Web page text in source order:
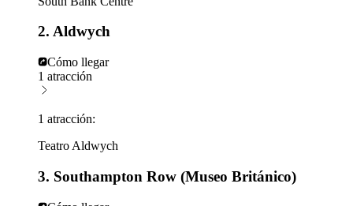
2. Aldwych
Cómo llegar
1 atracción
1 atracción:
Teatro Aldwych
3. Southampton Row (Museo Británico)